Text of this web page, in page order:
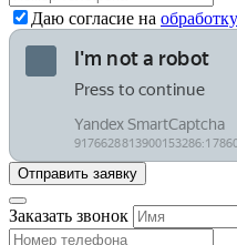
Даю согласие на
Заказать звонок